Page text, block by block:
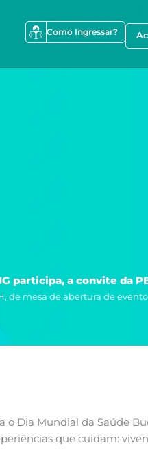
Como Ingressar?
participa, a convite da
de mesa de abertura de
Dia Mundial da Saúde
que cuidam: